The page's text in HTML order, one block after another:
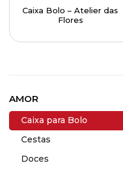
AMOR
Caixa para Bolo
Cestas
Doces
Caixa Bolo – Atelier das
Flores